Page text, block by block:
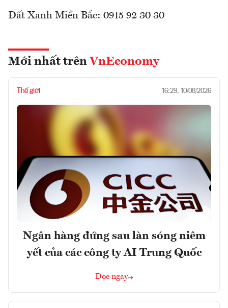
Đất Xanh Miền Bắc: 0915 92 30 30
Mới nhất trên VnEconomy
Thế giới 16:29, 10/08/2026
Ngân hàng đứng sau làn sóng niêm
yết của các công ty AI Trung Quốc
Đọc ngay